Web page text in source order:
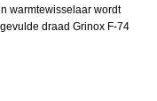
warmtewisselaar wordt
draad Grinox F-74